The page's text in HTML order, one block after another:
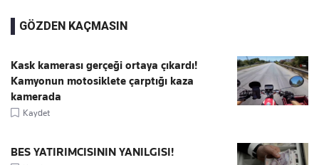
GÖZDEN KAÇMASIN
Kask kamerası gerçeği ortaya çıkardı!
Kamyonun motosiklete çarptığı kaza
kamerada
Kaydet
BES YATIRIMCISININ YANILGISI!